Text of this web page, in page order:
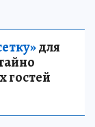
для
гостей